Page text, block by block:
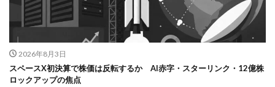
2026年8月3日
スペースX初決算で株価は反転するか AI赤字・スターリンク・12億株
ロックアップの焦点